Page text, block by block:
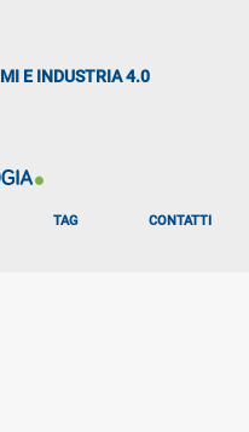
PMI E INDUSTRIA 4.0
TAG CONTATTI